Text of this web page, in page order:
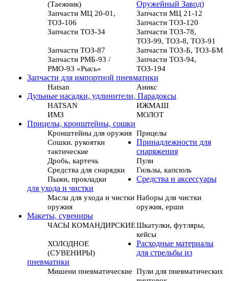
(Таежник)
Оружейный Завод)
Запчасти МЦ 20-01,
ТОЗ-106
Запчасти МЦ 21-12
Запчасти ТОЗ-120
Запчасти ТОЗ-34
Запчасти ТОЗ-78,
ТОЗ-99, ТОЗ-8, ТОЗ-91
Запчасти ТОЗ-87
Запчасти ТОЗ-Б, ТОЗ-БМ
Запчасти РМБ-93 /
РМО-93 «Рысь»
Запчасти ТОЗ-94,
ТОЗ-194
Запчасти для импортной пневматики
Hatsan
Аникс
Дульные насадки, удлинители, Парадоксы
HATSAN
ИЖМАШ
ИМЗ
МОЛОТ
Прицелы, кронштейны, сошки
Кронштейны для оружия Прицелы
Сошки. рукоятки
тактические
Принадлежности для
снаряжения
Дробь, картечь
Пули
Средства для снарядки
Гильзы, капсюль
Пыжи, прокладки
Средства и аксессуары
для ухода и чистки
Масла для ухода и чистки
оружия
Наборы для чистки
оружия, ерши
Макеты, сувениры
ЧАСЫ КОМАНДИРСКИЕШкатулки, футляры,
кейсы
ХОЛОДНОЕ
(СУВЕНИРЫ)
Расходные материалы
для стрельбы из
пневматики
Мишени пневматические Пули для пневматических